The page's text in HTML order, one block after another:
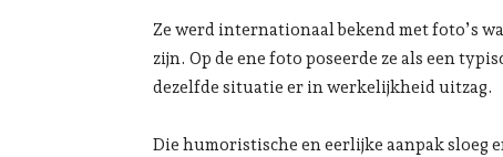
Ze werd internationaal bekend met foto’s
zijn. Op de ene foto poseerde ze als een
dezelfde situatie er in werkelijkheid uitzag.
Die humoristische en eerlijke aanpak sloeg